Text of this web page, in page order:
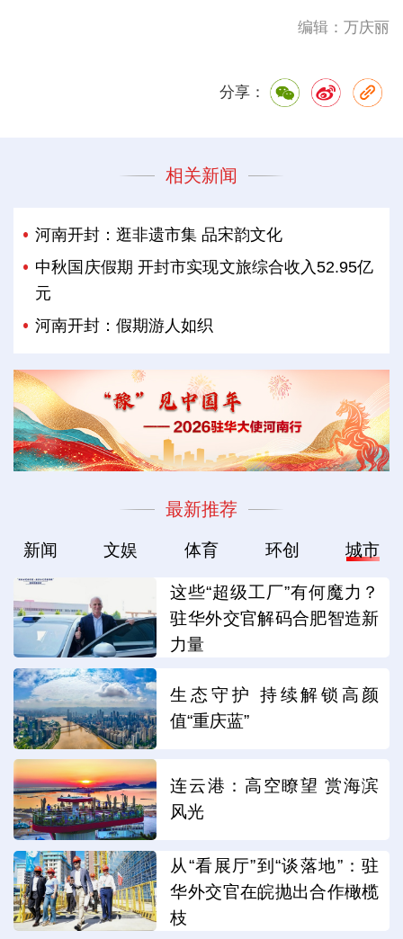
编辑：万庆丽
分享：
相关新闻
河南开封：逛非遗市集 品宋韵文化
中秋国庆假期 开封市实现文旅综合收入52.95亿
元
河南开封：假期游人如织
最新推荐
新闻 文娱 体育 环创 城市
这些“超级工厂”有何魔力？
驻华外交官解码合肥智造新
力量
生态守护 持续解锁高颜
值“重庆蓝”
连云港：高空瞭望 赏海滨
风光
从“看展厅”到“谈落地”：驻
华外交官在皖抛出合作橄榄
枝